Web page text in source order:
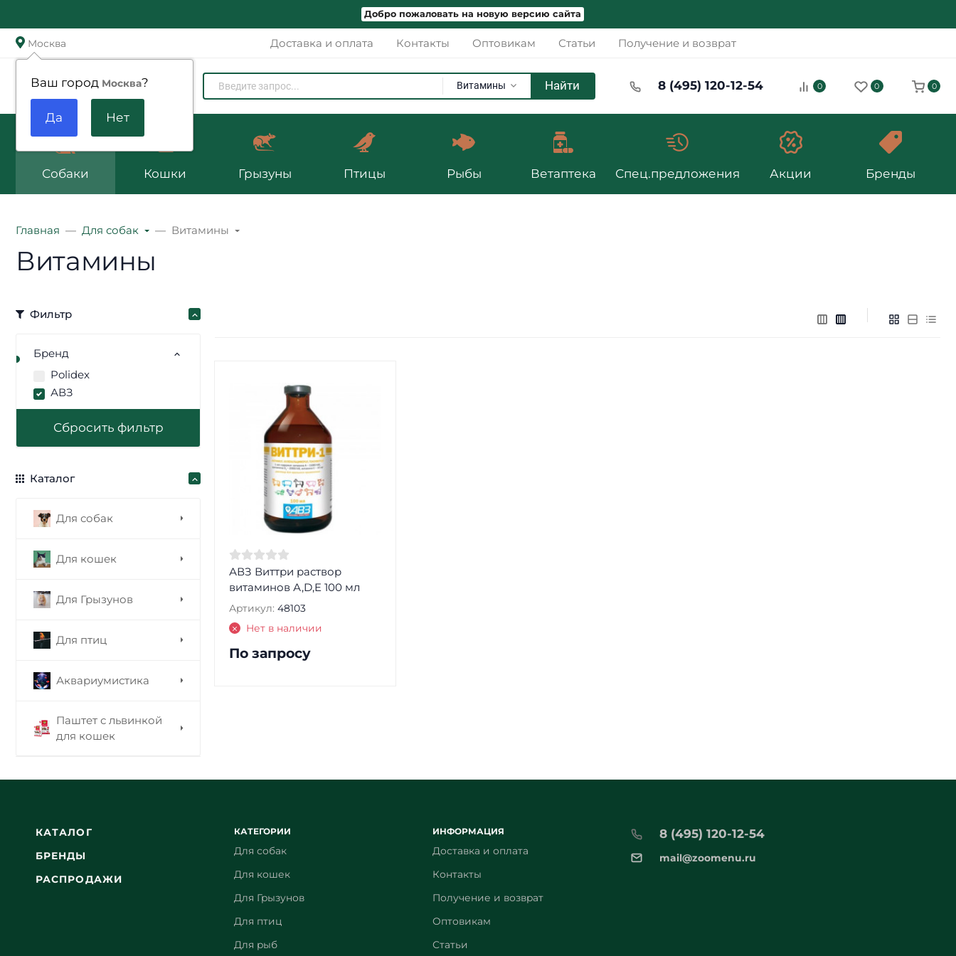
Добро пожаловать на новую версию сайта
Москва
Ваш город Москва?
Доставка и оплата Контакты Оптовикам Статьи Получение и возврат
Zoomenu.ru Витамины Найти 8 (495) 120-12-54 0 0 0
Собаки Кошки Грызуны Птицы Рыбы Ветаптека Спец.предложения Акции Бренды
Главная Для собак Витамины
Витамины
Фильтр
Бренд
Polidex
АВЗ
Каталог
Для собак
Для кошек
Для Грызунов
Для птиц
Аквариумистика
Паштет с львинкой
для кошек
АВЗ Виттри раствор
витаминов А,D,E 100 мл
Артикул: 48103
Нет в наличии
По запросу
КАТАЛОГ
БРЕНДЫ
РАСПРОДАЖИ
КАТЕГОРИИ
Для собак
Для кошек
Для Грызунов
Для птиц
Для рыб
ИНФОРМАЦИЯ
Доставка и оплата
Контакты
Получение и возврат
Оптовикам
Статьи
8 (495) 120-12-54
mail@zoomenu.ru